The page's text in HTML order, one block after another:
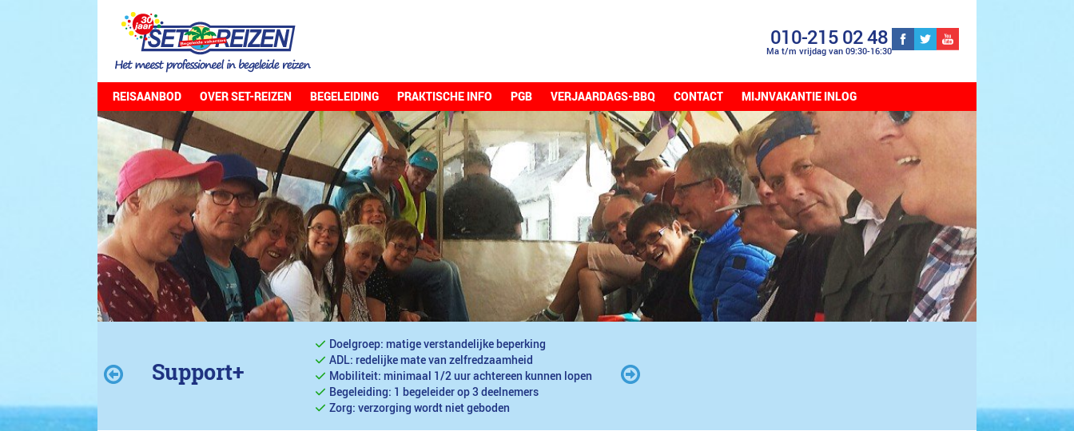
010-215 02 48
Ma t/m vrijdag van 09:30-16:30
REISAANBOD OVER SET-REIZEN BEGELEIDING PRAKTISCHE INFO PGB VERJAARDAGS-BBQ CONTACT MIJNVAKANTIE INLOG
Support+
Doelgroep: matige verstandelijke beperking
ADL: redelijke mate van zelfredzaamheid
Mobiliteit: minimaal 1/2 uur achtereen kunnen lopen
Begeleiding: 1 begeleider op 3 deelnemers
Zorg: verzorging wordt niet geboden